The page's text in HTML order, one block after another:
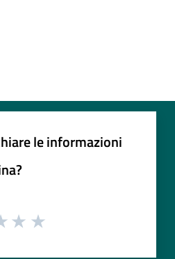
le informazioni